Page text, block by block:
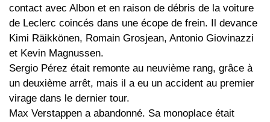
contact avec Albon et en raison de débris de la voiture
de Leclerc coincés dans une écope de frein. Il devance
Kimi Räikkönen, Romain Grosjean, Antonio Giovinazzi
et Kevin Magnussen.
Sergio Pérez était remonte au neuvième rang, grâce à
un deuxième arrêt, mais il a eu un accident au premier
virage dans le dernier tour.
Max Verstappen a abandonné. Sa monoplace était